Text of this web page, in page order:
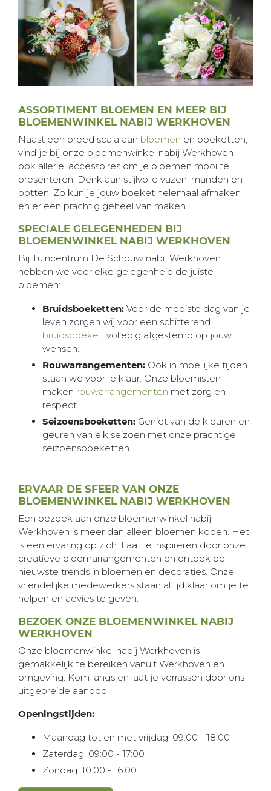
ASSORTIMENT BLOEMEN EN MEER BIJ
BLOEMENWINKEL NABIJ WERKHOVEN
Naast een breed scala aan bloemen en boeketten,
vind je bij onze bloemenwinkel nabij Werkhoven
ook allerlei accessoires om je bloemen mooi te
presenteren. Denk aan stijlvolle vazen, manden en
potten. Zo kun je jouw boeket helemaal afmaken
en er een prachtig geheel van maken.
SPECIALE GELEGENHEDEN BIJ
BLOEMENWINKEL NABIJ WERKHOVEN
Bij Tuincentrum De Schouw nabij Werkhoven
hebben we voor elke gelegenheid de juiste
bloemen:
Bruidsboeketten: Voor de mooiste dag van je
leven zorgen wij voor een schitterend
bruidsboeket , volledig afgestemd op jouw
wensen.
Rouwarrangementen: Ook in moeilijke tijden
staan we voor je klaar. Onze bloemisten
maken rouwarrangementen met zorg en
respect.
Seizoensboeketten: Geniet van de kleuren en
geuren van elk seizoen met onze prachtige
seizoensboeketten.
ERVAAR DE SFEER VAN ONZE
BLOEMENWINKEL NABIJ WERKHOVEN
Een bezoek aan onze bloemenwinkel nabij
Werkhoven is meer dan alleen bloemen kopen. Het
is een ervaring op zich. Laat je inspireren door onze
creatieve bloemarrangementen en ontdek de
nieuwste trends in bloemen en decoraties. Onze
vriendelijke medewerkers staan altijd klaar om je te
helpen en advies te geven.
BEZOEK ONZE BLOEMENWINKEL NABIJ
WERKHOVEN
Onze bloemenwinkel nabij Werkhoven is
gemakkelijk te bereiken vanuit Werkhoven en
omgeving. Kom langs en laat je verrassen door ons
uitgebreide aanbod.
Openingstijden:
Maandag tot en met vrijdag: 09:00 - 18:00
Zaterdag: 09:00 - 17:00
Zondag: 10:00 - 16:00